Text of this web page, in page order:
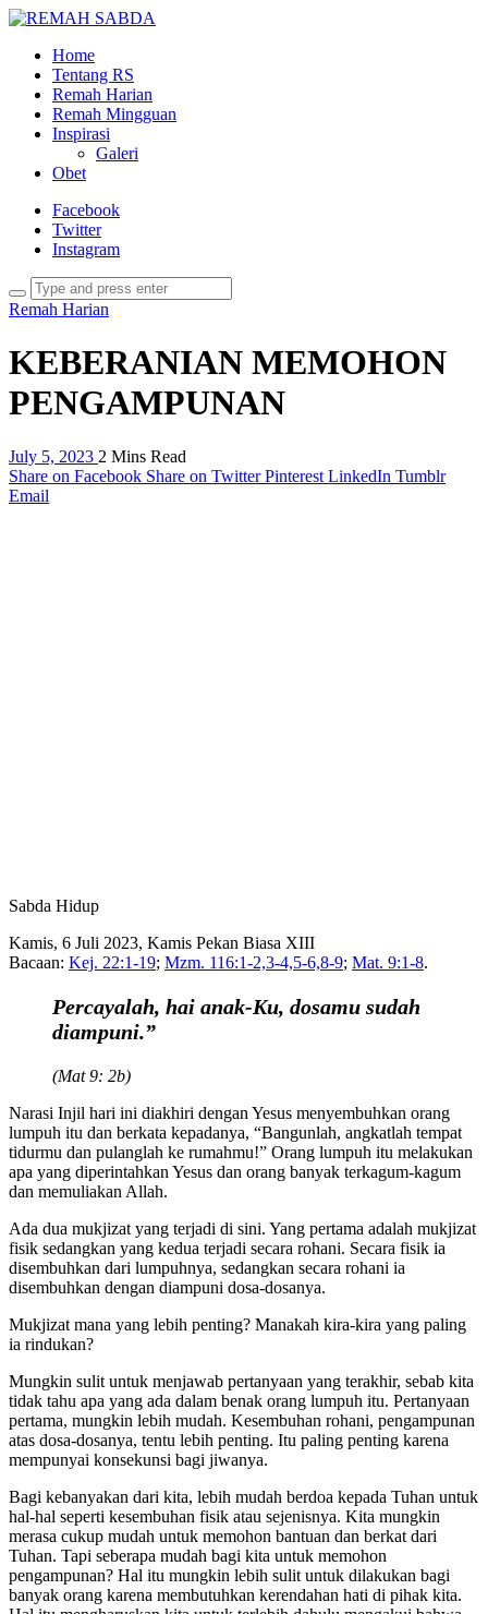
Home
Tentang RS
Remah Harian
Remah Mingguan
Inspirasi
Galeri
Obet
Facebook
Twitter
Instagram
Remah Harian
KEBERANIAN MEMOHON
PENGAMPUNAN
July 5, 2023 2 Mins Read
Share on Facebook Share on Twitter Pinterest LinkedIn Tumblr
Email
Sabda Hidup
Kamis, 6 Juli 2023, Kamis Pekan Biasa XIII
Bacaan: Kej. 22:1-19; Mzm. 116:1-2,3-4,5-6,8-9; Mat. 9:1-8.
Percayalah, hai anak-Ku, dosamu sudah
diampuni.”
(Mat 9: 2b)
Narasi Injil hari ini diakhiri dengan Yesus menyembuhkan orang
lumpuh itu dan berkata kepadanya, “Bangunlah, angkatlah tempat
tidurmu dan pulanglah ke rumahmu!” Orang lumpuh itu melakukan
apa yang diperintahkan Yesus dan orang banyak terkagum-kagum
dan memuliakan Allah.
Ada dua mukjizat yang terjadi di sini. Yang pertama adalah mukjizat
fisik sedangkan yang kedua terjadi secara rohani. Secara fisik ia
disembuhkan dari lumpuhnya, sedangkan secara rohani ia
disembuhkan dengan diampuni dosa-dosanya.
Mukjizat mana yang lebih penting? Manakah kira-kira yang paling
ia rindukan?
Mungkin sulit untuk menjawab pertanyaan yang terakhir, sebab kita
tidak tahu apa yang ada dalam benak orang lumpuh itu. Pertanyaan
pertama, mungkin lebih mudah. Kesembuhan rohani, pengampunan
atas dosa-dosanya, tentu lebih penting. Itu paling penting karena
mempunyai konsekunsi bagi jiwanya.
Bagi kebanyakan dari kita, lebih mudah berdoa kepada Tuhan untuk
hal-hal seperti kesembuhan fisik atau sejenisnya. Kita mungkin
merasa cukup mudah untuk memohon bantuan dan berkat dari
Tuhan. Tapi seberapa mudah bagi kita untuk memohon
pengampunan? Hal itu mungkin lebih sulit untuk dilakukan bagi
banyak orang karena membutuhkan kerendahan hati di pihak kita.